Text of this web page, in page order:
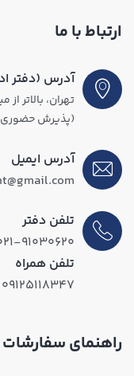
ارتباط با ما
آدرس (دفتر
(پذیرش حضوری
آدرس ایمیل
تلفن دفتر
۰۲۱-
تلفن همراه
۰۹۱۲۵۱۱۸۳۴۷
راهنمای